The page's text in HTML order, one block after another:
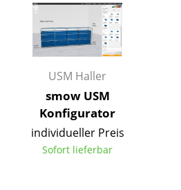
Konferenzstühle
Bürosessel
... alle Sitzmöbel
Tische
Esstische
USM Haller
smow USM
Konfigurator
individueller Preis
Sofort lieferbar